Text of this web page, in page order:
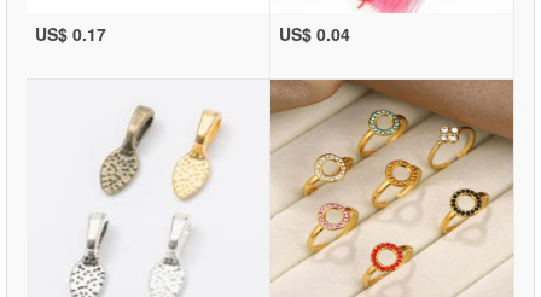
US$ 0.17 US$ 0.04